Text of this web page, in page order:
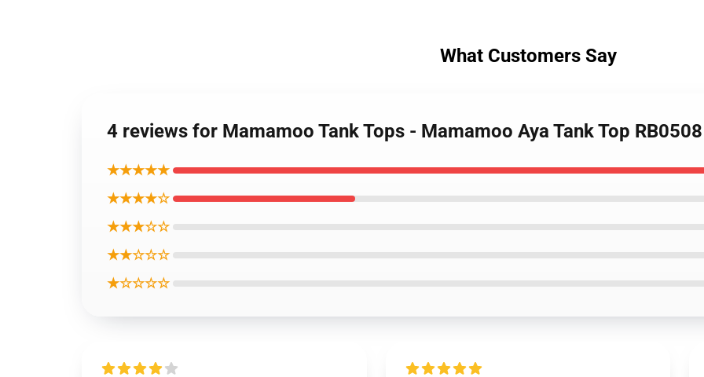
What Customers Say
4 reviews for Mamamoo Tank Tops - Mamamoo Aya Tank Top RB0508
★★★★★
★★★★☆
★★★☆☆
★★☆☆☆
★☆☆☆☆